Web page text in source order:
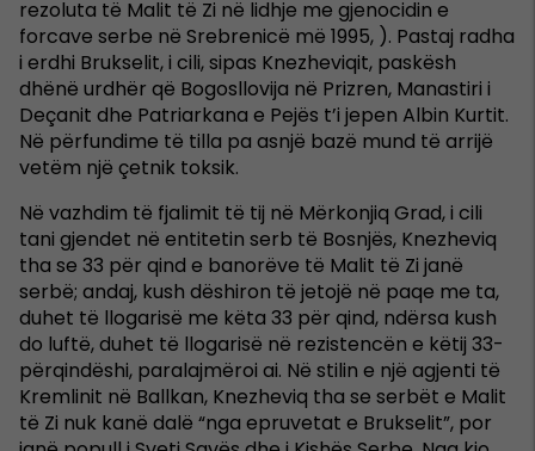
rezoluta të Malit të Zi në lidhje me gjenocidin e
forcave serbe në Srebrenicë më 1995, ). Pastaj radha
i erdhi Brukselit, i cili, sipas Knezheviqit, paskësh
dhënë urdhër që Bogosllovija në Prizren, Manastiri i
Deçanit dhe Patriarkana e Pejës t’i jepen Albin Kurtit.
Në përfundime të tilla pa asnjë bazë mund të arrijë
vetëm një çetnik toksik.
Në vazhdim të fjalimit të tij në Mërkonjiq Grad, i cili
tani gjendet në entitetin serb të Bosnjës, Knezheviq
tha se 33 për qind e banorëve të Malit të Zi janë
serbë; andaj, kush dëshiron të jetojë në paqe me ta,
duhet të llogarisë me këta 33 për qind, ndërsa kush
do luftë, duhet të llogarisë në rezistencën e këtij 33-
përqindëshi, paralajmëroi ai. Në stilin e një agjenti të
Kremlinit në Ballkan, Knezheviq tha se serbët e Malit
të Zi nuk kanë dalë “nga epruvetat e Brukselit”, por